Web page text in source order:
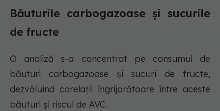
Băuturile carbogazoase și sucurile
de fructe
O analiză s-a concentrat pe consumul de
băuturi carbogazoase și sucuri de fructe,
dezvăluind corelații îngrijorătoare între aceste
băuturi și riscul de AVC.